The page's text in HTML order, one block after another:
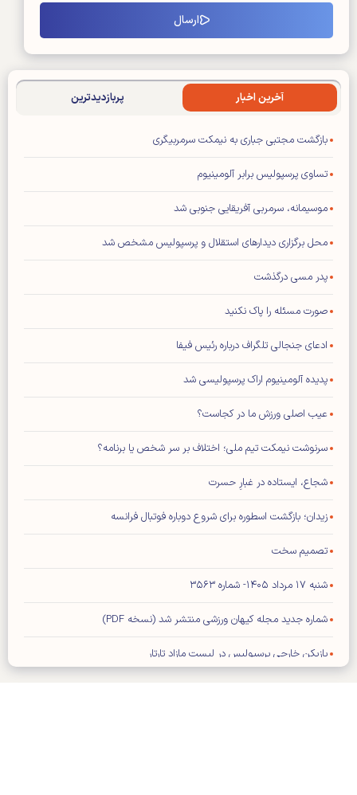
آخرین اخبار پربازدیدترین
بازگشت مجتبی جباری به نیمکت سرمربیگری
تساوی پرسپولیس برابر آلومینیوم
موسیمانه، سرمربی آفریقایی جنوبی شد
محل برگزاری دیدار‌های استقلال و پرسپولیس مشخص شد
پدر مسی درگذشت
صورت مسئله را پاک نکنید
ادعای جنجالی تلگراف درباره رئیس فیفا
پدیده آلومینیوم اراک پرسپولیسی شد
عیب اصلی ورزش ما در کجاست؟
سرنوشت نیمکت تیم ملی؛ اختلاف بر سر شخص یا برنامه؟
شجاع، ایستاده در غبارِ حسرت
زیدان؛ بازگشت اسطوره برای شروع دوباره فوتبال فرانسه
تصمیم سخت
شنبه ۱۷ مرداد ۱۴۰۵- شماره ۳۵۶۳
شماره جدید مجله کیهان ورزشی منتشر شد (نسخه PDF)
بازیکن خارجی پرسپولیس در لیست مازاد تارتار